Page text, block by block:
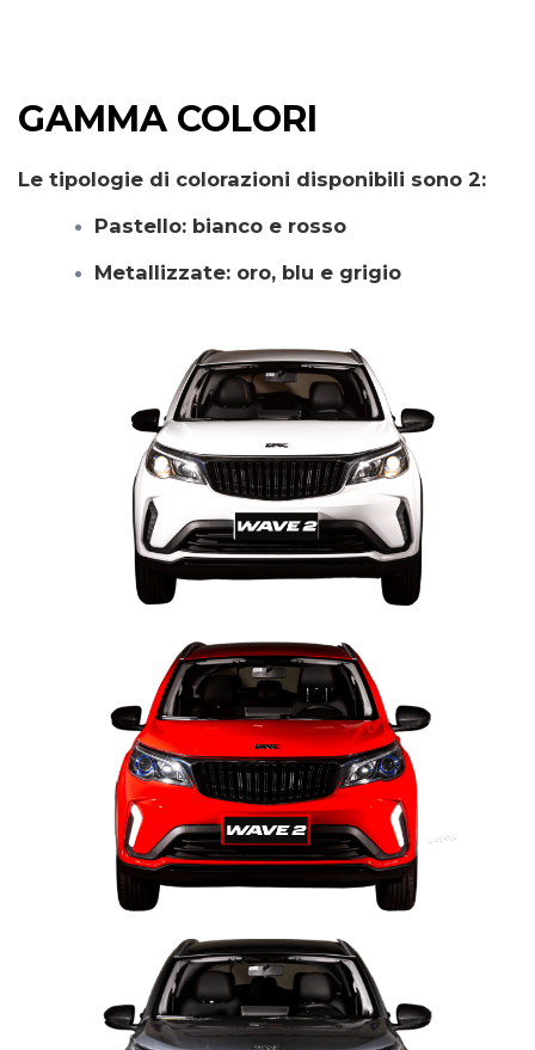
GAMMA COLORI
Le tipologie di colorazioni disponibili sono 2:
Pastello: bianco e rosso
Metallizzate: oro, blu e grigio